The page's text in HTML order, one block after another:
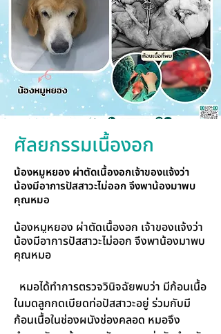
ศัลยกรรมเนื้องอก
น้องหมูหยอง ผ่าตัดเนื้องอกเจ้าของแจ้งว่า
น้องมีอาการปัสสาวะไม่ออก จึงพาน้องมาพบ
คุณหมอ
น้องหมูหยอง ผ่าตัดเนื้องอก เจ้าของแจ้งว่า
น้องมีอาการปัสสาวะไม่ออก จึงพาน้องมาพบ
คุณหมอ
ในมดลูกกดเบียดท่อปัสสาวะอยู่ ร่วมกับมี
ก้อนเนื้อในช่องผนังช่องคลอด หมอจึง